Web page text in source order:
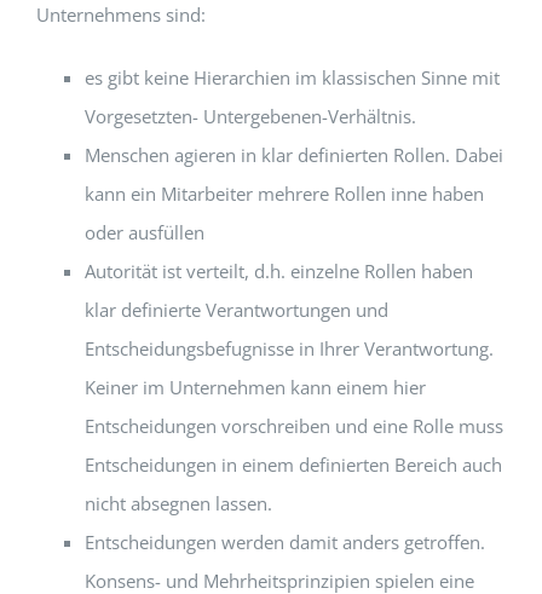
Unternehmens sind:
es gibt keine Hierarchien im klassischen Sinne mit
Vorgesetzten- Untergebenen-Verhältnis.
Menschen agieren in klar definierten Rollen. Dabei
kann ein Mitarbeiter mehrere Rollen inne haben
oder ausfüllen
Autorität ist verteilt, d.h. einzelne Rollen haben
klar definierte Verantwortungen und
Entscheidungsbefugnisse in Ihrer Verantwortung.
Keiner im Unternehmen kann einem hier
Entscheidungen vorschreiben und eine Rolle muss
Entscheidungen in einem definierten Bereich auch
nicht absegnen lassen.
Entscheidungen werden damit anders getroffen.
Konsens- und Mehrheitsprinzipien spielen eine